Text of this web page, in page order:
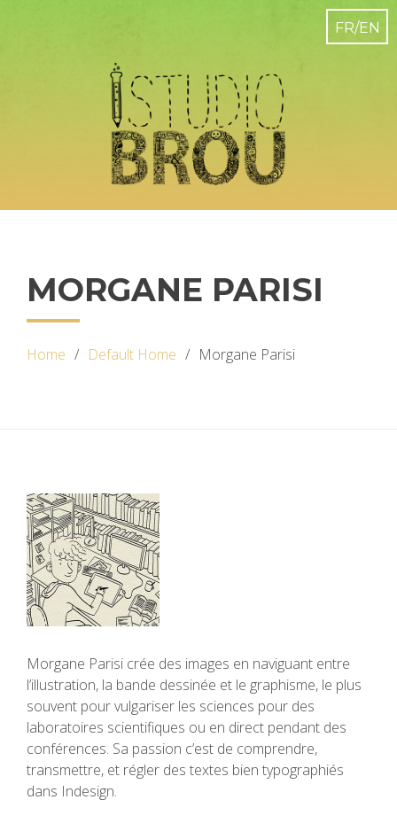
MORGANE PARISI
Home Default Home Morgane Parisi
Morgane Parisi crée des images en naviguant entre
l’illustration, la bande dessinée et le graphisme, le plus
souvent pour vulgariser les sciences pour des
laboratoires scientifiques ou en direct pendant des
conférences. Sa passion c’est de comprendre,
transmettre, et régler des textes bien typographiés
dans Indesign.